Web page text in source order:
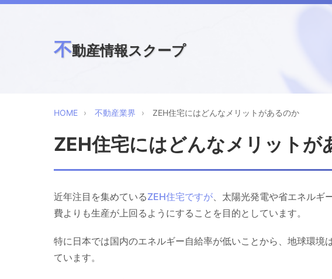
不動産情報スクープ
HOME 不動産業界 ZEH住宅にはどんなメリットがあるのか
ZEH住宅にはどんなメリットが
近年注目を集めているZEH住宅ですが、太陽光発電や省エネルギ
費よりも生産が上回るようにすることを目的としています。
特に日本では国内のエネルギー自給率が低いことから、地球環境
ています。